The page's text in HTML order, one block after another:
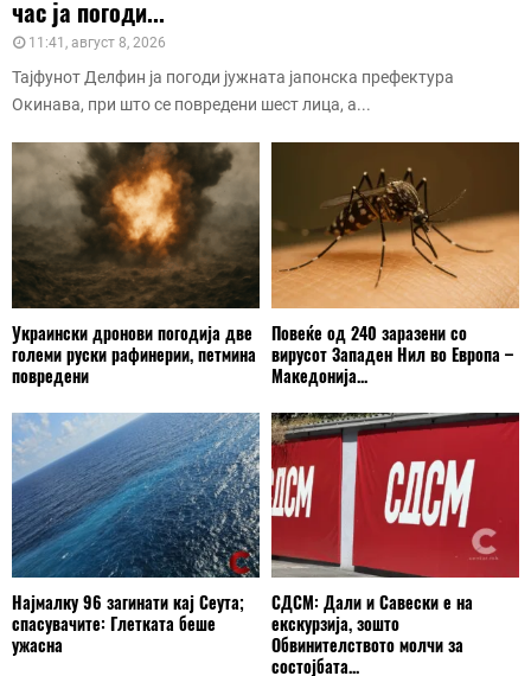
час ја погоди...
11:41, август 8, 2026
Тајфунот Делфин ја погоди јужната јапонска префектура
Окинава, при што се повредени шест лица, а...
Украински дронови погодија две
големи руски рафинерии, петмина
повредени
Повеќе од 240 заразени со
вирусот Западен Нил во Европа –
Македонија...
Најмалку 96 загинати кај Сеута;
спасувачите: Глетката беше
ужасна
СДСМ: Дали и Савески е на
екскурзија, зошто
Обвинителството молчи за
состојбата...